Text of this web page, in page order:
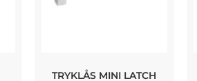
TRYKLÅS MINI LATCH